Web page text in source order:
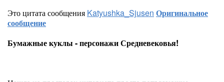
Это цитата сообщения Katyushka_Sjusen Оригинальное
сообщение
Бумажные куклы - персонажи Средневековья!